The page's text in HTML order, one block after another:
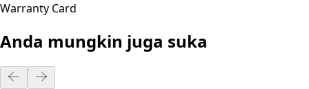
Warranty Card
Anda mungkin juga suka